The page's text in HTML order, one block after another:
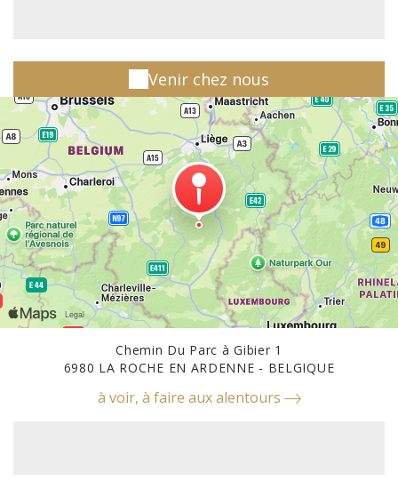
Venir chez nous
Chemin Du Parc à Gibier 1
6980 LA ROCHE EN ARDENNE - BELGIQUE
à voir, à faire aux alentours